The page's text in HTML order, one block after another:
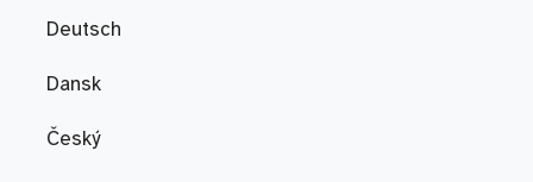
Deutsch
Dansk
Český